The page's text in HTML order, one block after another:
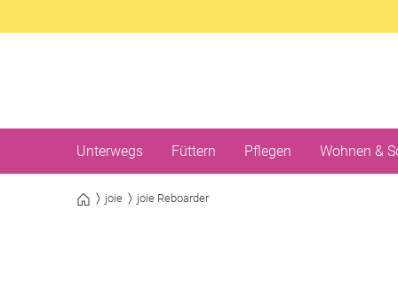
Unterwegs Füttern Pflegen Wohnen &
joie joie Reboarder